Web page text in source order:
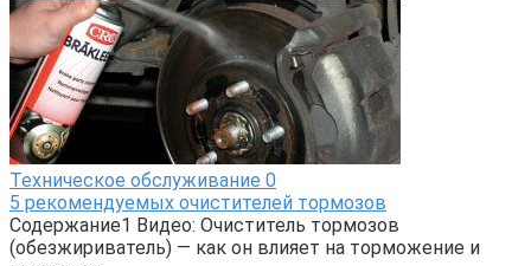
Техническое обслуживание 0
5 рекомендуемых очистителей тормозов
Содержание1 Видео: Очиститель тормозов
(обезжириватель) — как он влияет на торможение и